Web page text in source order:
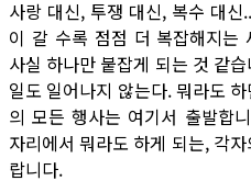
사랑 대신, 투쟁 대신, 복수 대
이 갈 수록 점점 더 복잡해지는
사실 하나만 붙잡게 되는 것 같
일도 일어나지 않는다. 뭐라도
의 모든 행사는 여기서 출발합
자리에서 뭐라도 하게 되는, 각
랍니다.